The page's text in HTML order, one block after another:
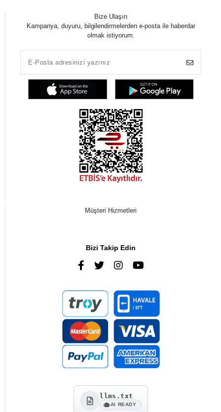
Bize Ulaşın
Kampanya, duyuru, bilgilendirmelerden e-posta ile haberdar
olmak istiyorum.
Müşteri Hizmetleri
Bizi Takip Edin
llms.txt
AI READY